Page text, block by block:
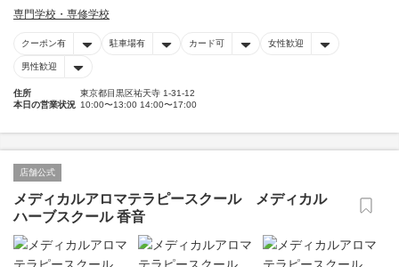
専門学校・専修学校
クーポン有 駐車場有 カード可 女性歓迎
男性歓迎
住所
東京都目黒区祐天寺 1-31-12
本日の営業状況 10:00〜13:00 14:00〜17:00
店舗公式
メディカルアロマテラピースクール メディカル
ハーブスクール 香音